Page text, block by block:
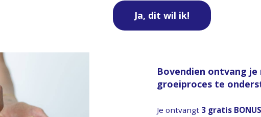
Ja, dit wil ik!
Bovendien ontvang je
groeiproces te
Je ontvangt 3 gratis